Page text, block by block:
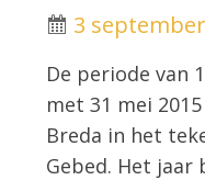
3
De periode van
met 31 mei
Breda in het
Gebed. Het jaar